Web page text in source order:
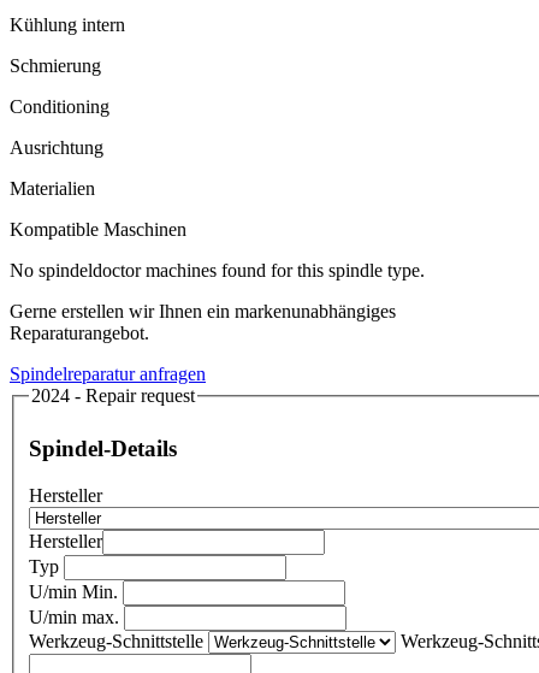
Kühlung intern
Schmierung
Conditioning
Ausrichtung
Materialien
Kompatible Maschinen
No spindeldoctor machines found for this spindle type.
Gerne erstellen wir Ihnen ein markenunabhängiges
Reparaturangebot.
Spindelreparatur anfragen
2024 - Repair request
Spindel-Details
Hersteller
Hersteller
Typ
U/min Min.
U/min max.
Werkzeug-Schnittstelle
Werkzeug-